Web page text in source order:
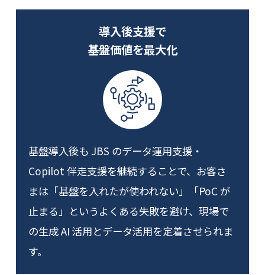
導入後支援で
基盤価値を最大化
基盤導入後も JBS のデータ運用支援・
Copilot 伴走支援を継続することで、お客さ
まは「基盤を入れたが使われない」「PoC が
止まる」というよくある失敗を避け、現場で
の生成 AI 活用とデータ活用を定着させられま
す。